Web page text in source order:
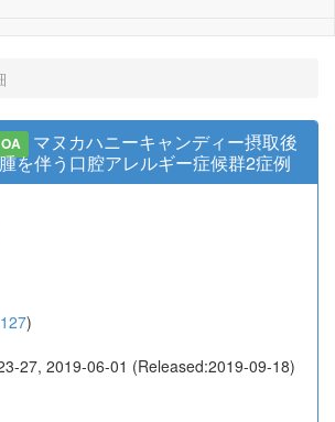
OA
マヌカハニーキャンディー摂取後
を伴う口腔アレルギー症候群2症例
)
27, 2019-06-01 (Released:2019-09-18)